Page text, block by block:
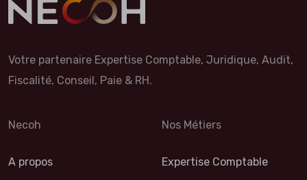
Votre partenaire Expertise Comptable, Juridique, Audit,
Fiscalité, Conseil, Paie & RH.
Necoh
A propos
Nos Métiers
Expertise Comptable